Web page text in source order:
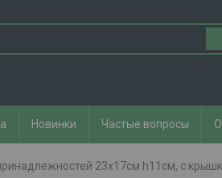
Новинки Частые вопросы
23х17см h11см, с